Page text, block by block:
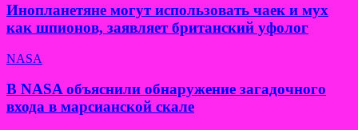
Инопланетяне могут использовать чаек и мух
как шпионов, заявляет британский уфолог
NASA
В NASA объяснили обнаружение загадочного
входа в марсианской скале